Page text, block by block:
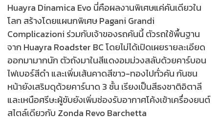
Huayra Dinamica Evo นี่คือผลงานพิเศษแค่คันเดียวใน
โลก สร้างโดยแผนกพิเศษ Pagani Grandi
Complicazioni ร่วมกับเจ้าของรถคันนี้ ตัวรถใช้พื้นฐาน
จาก Huayra Roadster BC โดยไม่ได้เปิดเผยรายละเอียด
ออกมามากนัก ตัวถังมาในสีแดงอมม่วงสลับด้วยคาร์บอน
ไฟเบอร์สีดำ และเพิ่มเส้นคาดสีขาว-ทองไปทั่วคัน กันชน
หน้ายังเสริมดุด้วยคาร์นาด 3 ชั้น เรียงเป็นสีธงชาติอิตาลี
และเหนือศรีษะผู้ขับยังเพิ่มช่องรับอากาศโค้งเข้าเครื่องยนต์
สไตล์เดียวกับ Zonda Revo Barchetta